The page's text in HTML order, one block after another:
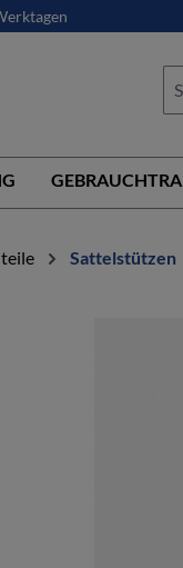
Sattelstützen